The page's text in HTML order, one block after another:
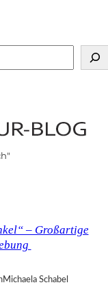
– Großartige
Michaela Schabel